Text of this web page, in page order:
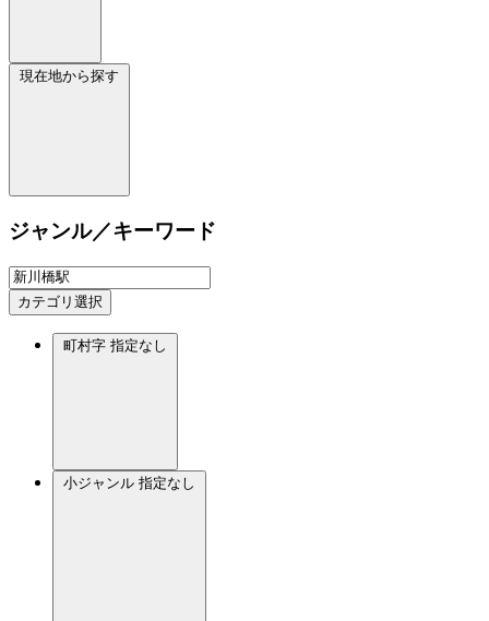
現在地から探す
ジャンル／キーワード
カテゴリ選択
町村字 指定なし
小ジャンル 指定なし